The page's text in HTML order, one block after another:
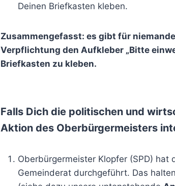
Deinen Briefkasten kleben.
Zusammengefasst: es gibt für
Verpflichtung den Aufkleber „Bitte
Briefkasten zu kleben.
Falls Dich die politischen und
Aktion des Oberbürgermeisters
Oberbürgermeister Klopfer (SPD)
Gemeinderat durchgeführt. Das